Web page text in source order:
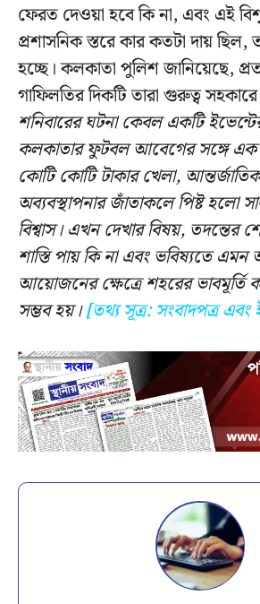
ফেরত দেওয়া হবে কি না, এবং এই
প্রশাসনিক স্তরে কার কতটা দায় ছিল,
হচ্ছে। কলকাতা পুলিশ জানিয়েছে,
গাফিলতির দিকটি তারা গুরুত্ব
শনিবারের ঘটনা কেবল একটি
কলকাতার ফুটবল আবেগের সঙ্গে এক
কোটি কোটি টাকার খেলা,
অব্যবস্থাপনার জাঁতাকলে পিষ্ট হলো
বিশ্বাস। এখন দেখার বিষয়, তদন্তের
শাস্তি পায় কি না এবং ভবিষ্যতে এমন
আয়োজনের ক্ষেত্রে শহরের ভাবমূর্তি
সম্ভব হয়।[তথ্য সূত্র: সংবাদপত্র এবং